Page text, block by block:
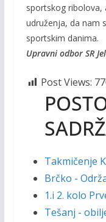
sportskog ribolova,
udruženja, da nam
sportskim danima.
Upravni odbor SR
Post Views:
Takmičenje
Brčko -
1.i 2. kolo
Tešanj -